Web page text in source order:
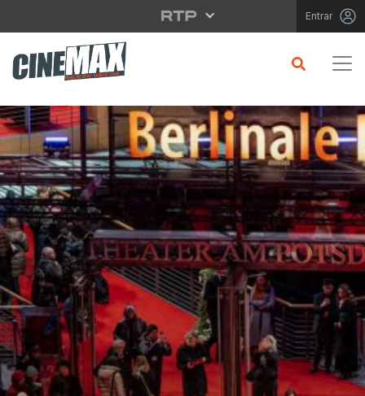
Saltar para o conteúdo principal Entrar